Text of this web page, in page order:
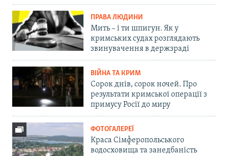
ПРАВА ЛЮДИНИ
Мить – і ти шпигун. Як у
кримських судах розглядають
звинувачення в держзраді
ВІЙНА ТА КРИМ
Сорок днів, сорок ночей. Про
результати кримської операції з
примусу Росії до миру
ФОТОГАЛЕРЕЇ
Краса Сімферопольського
водосховища та занедбаність